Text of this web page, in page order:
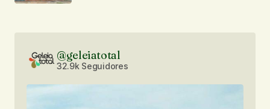
@geleiatotal
32.9k Seguidores